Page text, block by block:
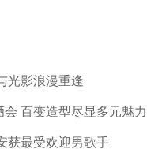
光影浪漫重逢
百变造型尽显多元魅力
获最受欢迎男歌手